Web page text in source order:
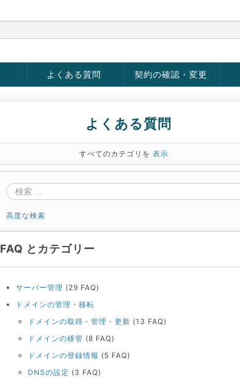
よくある質問 契約の確認・変更
よくある質問
すべてのカテゴリを 表示
高度な検索
FAQ とカテゴリー
サーバー管理 (29 FAQ)
ドメインの管理・移転
ドメインの取得・管理・更新 (13 FAQ)
ドメインの移管 (8 FAQ)
ドメインの登録情報 (5 FAQ)
DNSの設定 (3 FAQ)